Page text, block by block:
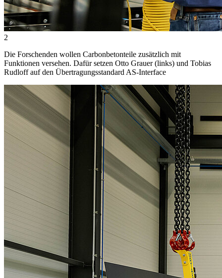
2
Die Forschenden wollen Carbonbetonteile zusätzlich mit
Funktionen versehen. Dafür setzen Otto Grauer (links) und Tobias
Rudloff auf den Übertragungsstandard AS-Interface